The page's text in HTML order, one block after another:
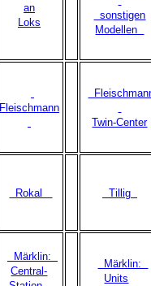
an
Loks
sonstigen
Modellen
Fleischmann
Twin-Center
Rokal Tillig
Märklin:
Central-
Märklin:
Units